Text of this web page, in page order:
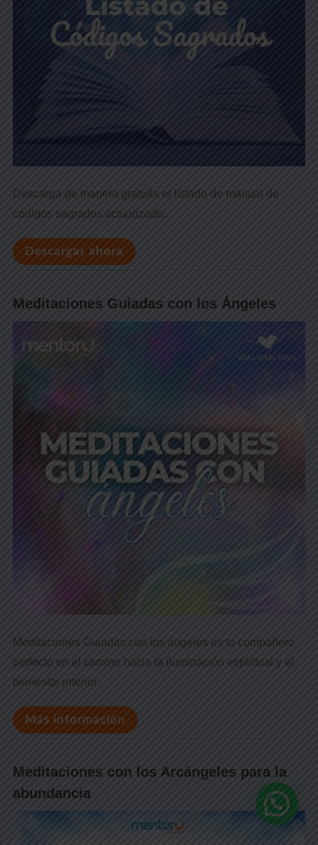
Descarga de manera gratuita el listado de manual de
códigos sagrados actualizado.
Descargar ahora
Meditaciones Guiadas con los Ángeles
Meditaciones Guiadas con los ángeles es tu compañero
perfecto en el camino hacia la iluminación espiritual y el
bienestar interior.
Más información
Meditaciones con los Arcángeles para la
abundancia